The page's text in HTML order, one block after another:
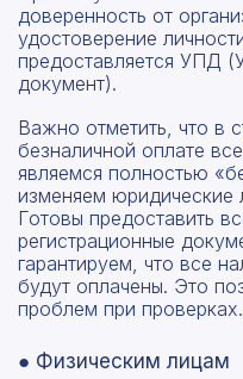
доверенность от
удостоверение
предоставляется УПД
документ).
Важно отметить, что в
безналичной оплате
являемся полностью
изменяем юридические
Готовы предоставить
регистрационные
гарантируем, что все
будут оплачены. Это
проблем при проверках.
● Физическим лицам